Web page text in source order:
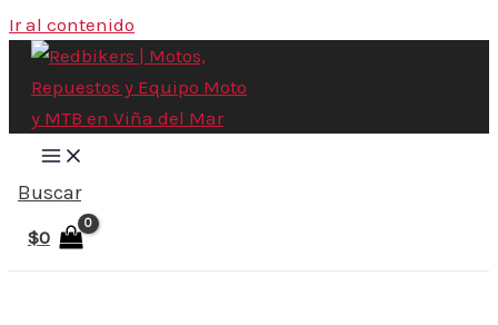
Ir al contenido
Buscar
$0